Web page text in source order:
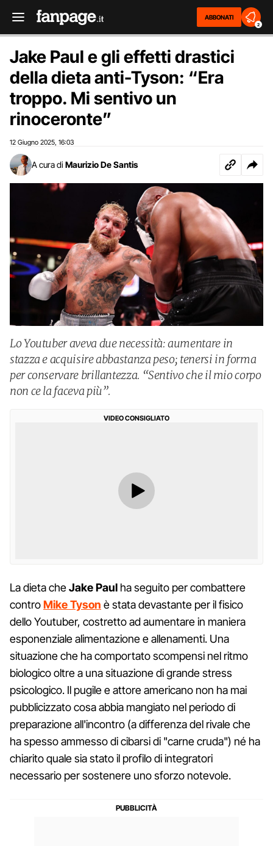
ABBONATI
2
Jake Paul e gli effetti drastici
della dieta anti-Tyson: “Era
troppo. Mi sentivo un
rinoceronte”
12 Giugno 2025 16:03
A cura di Maurizio De Santis
Lo Youtuber aveva due necessità: aumentare in
stazza e acquisire abbastanza peso; tenersi in forma
per conservare brillantezza. “Sentivo che il mio corpo
non ce la faceva più”.
VIDEO CONSIGLIATO
La dieta cheJake Paul ha seguito per combattere
controMike Tyson è stata devastante per il fisico
dello Youtuber, costretto ad aumentare in maniera
esponenziale alimentazione e allenamenti. Una
situazione che ha comportato scompensi nel ritmo
biologico oltre a una situazione di grande stress
psicologico. Il pugile e attore americano non ha mai
pubblicizzato cosa abbia mangiato nel periodo di
preparazione all'incontro (a differenza del rivale che
ha spesso ammesso di cibarsi di "carne cruda") né ha
chiarito quale sia stato il profilo di integratori
necessario per sostenere uno sforzo notevole.